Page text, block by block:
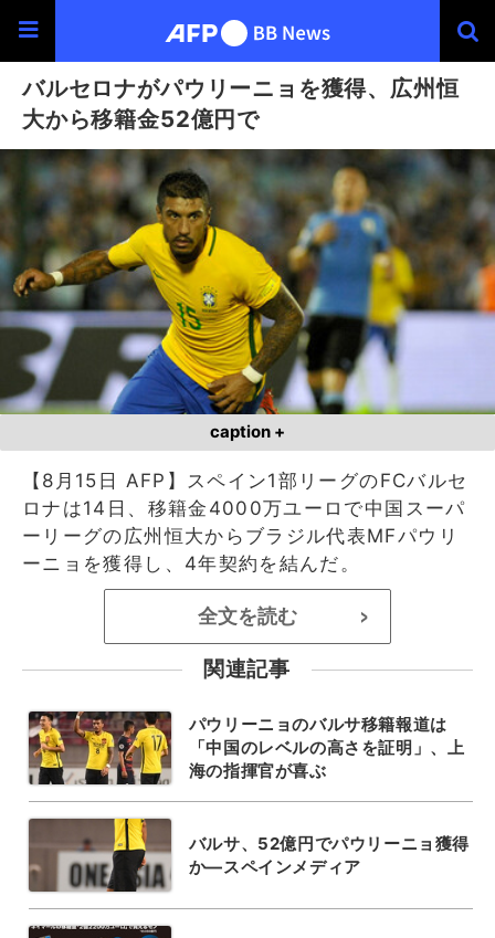
バルセロナがパウリーニョを獲得、広州恒
大から移籍金52億円で
caption +
【8月15日 AFP】スペイン1部リーグのFCバルセ
ロナは14日、移籍金4000万ユーロで中国スーパ
ーリーグの広州恒大からブラジル代表MFパウリ
ーニョを獲得し、4年契約を結んだ。
全文を読む >
関連記事
パウリーニョのバルサ移籍報道は
「中国のレベルの高さを証明」、上
海の指揮官が喜ぶ
バルサ、52億円でパウリーニョ獲得
か―スペインメディア